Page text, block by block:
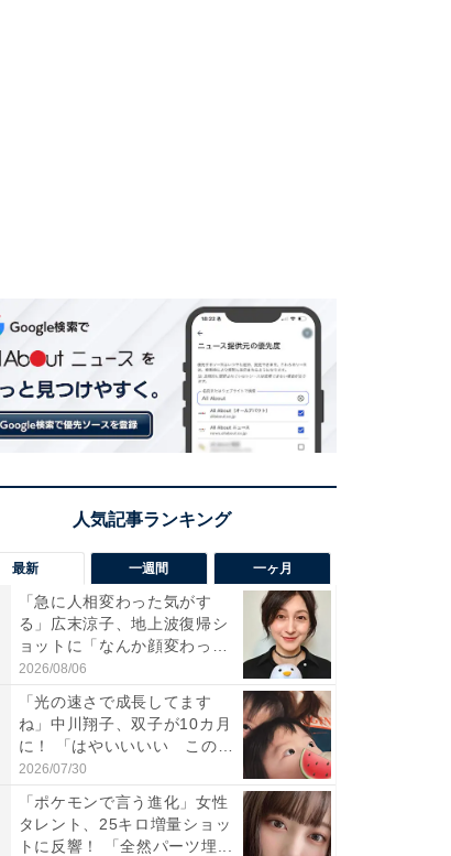
最新 一週間 一ヶ月
「急に人相変わった気がす
る」広末涼子、地上波復帰シ
ョットに「なんか顔変わっ
た」の...
2026/08/06
「光の速さで成長してます
ね」中川翔子、双子が10カ月
に！ 「はやいいいい この
前...
2026/07/30
「ポケモンで言う進化」女性
タレント、25キロ増量ショッ
トに反響！ 「全然パーツ埋...